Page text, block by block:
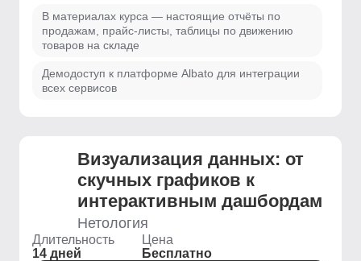
В материалах курса — настоящие отчёты по
продажам, прайс-листы, таблицы по движению
товаров на складе
Демодоступ к платформе Albato для интеграции
всех сервисов
Визуализация данных: от
скучных графиков к
интерактивным дашбордам
Нетология
Длительность
14 дней
Цена
Бесплатно